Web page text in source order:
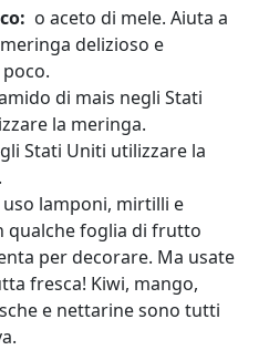
o aceto di mele. Aiuta a
delizioso e
di mais negli Stati
la meringa.
Stati Uniti utilizzare la
uso lamponi, mirtilli e
qualche foglia di frutto
per decorare. Ma usate
fresca! Kiwi, mango,
e nettarine sono tutti